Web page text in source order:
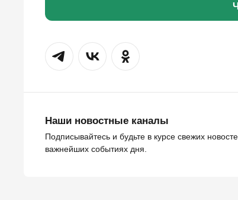
Наши новостные каналы
Подписывайтесь и будьте в курсе свежих
важнейших событиях дня.